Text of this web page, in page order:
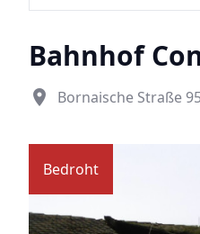
Bahnhof
place Bornaische Straße
Bedroht